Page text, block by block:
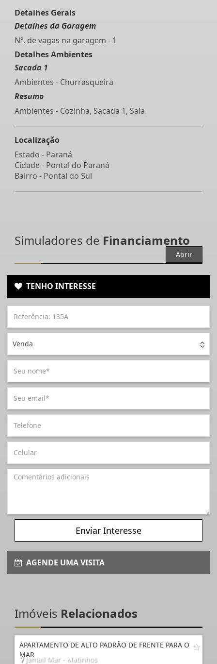
Detalhes Gerais
Detalhes da Garagem
Nº. de vagas na garagem - 1
Detalhes Ambientes
Sacada 1
Ambientes - Churrasqueira
Resumo
Ambientes - Cozinha, Sacada 1, Sala
Localização
Estado - Paraná
Cidade - Pontal do Paraná
Bairro - Pontal do Sul
Simuladores de Financiamento
Abrir
TENHO INTERESSE
Venda
Enviar Interesse
AGENDE UMA VISITA
Imóveis Relacionados
APARTAMENTO DE ALTO PADRÃO DE FRENTE PARA O
MAR
Jamail Mar - Matinhos